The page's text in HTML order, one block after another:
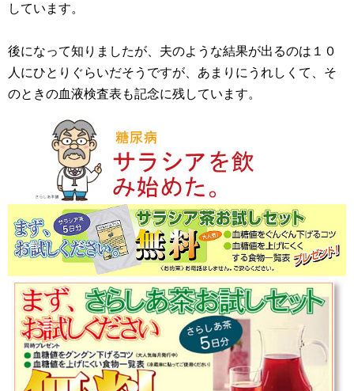
しています。
後になって知りましたが、夫のような結果が出るのは１０
人にひとりぐらいだそうですが、あまりにうれしくて、そ
のときの血液検査表も記念に残しています。